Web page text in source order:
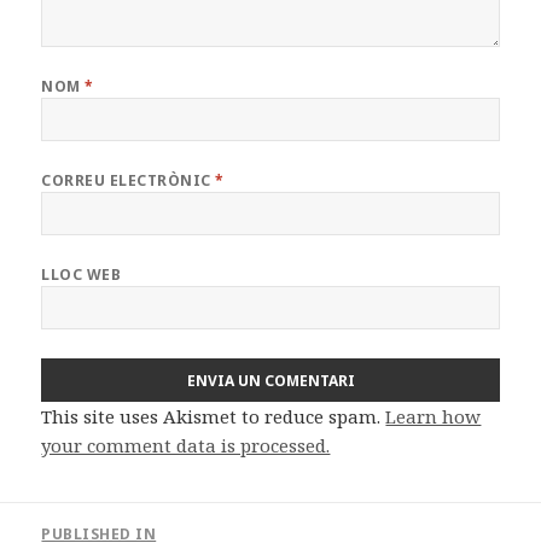
NOM*
CORREU ELECTRÒNIC*
LLOC WEB
This site uses Akismet to reduce spam.Learn how
your comment data is processed.
PUBLISHED IN